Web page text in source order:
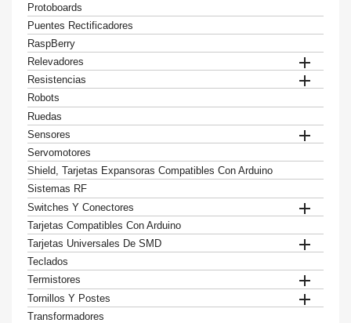
Protoboards
Puentes Rectificadores
RaspBerry
Relevadores

Resistencias 
Robots
Ruedas
Sensores

Servomotores
Shield, Tarjetas Expansoras Compatibles Con Arduino
Sistemas RF
Switches Y Conectores

Tarjetas Compatibles Con Arduino
Tarjetas Universales De SMD

Teclados
Termistores

Tornillos Y Postes 
Transformadores